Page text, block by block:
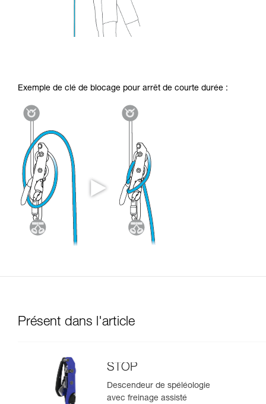
Exemple de clé de blocage pour arrêt de courte durée :
Présent dans l'article
STOP
Descendeur de spéléologie
avec freinage assisté